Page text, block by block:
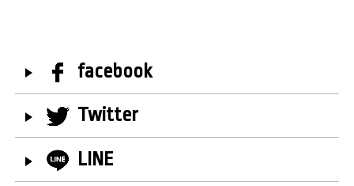
facebook
Twitter
LINE